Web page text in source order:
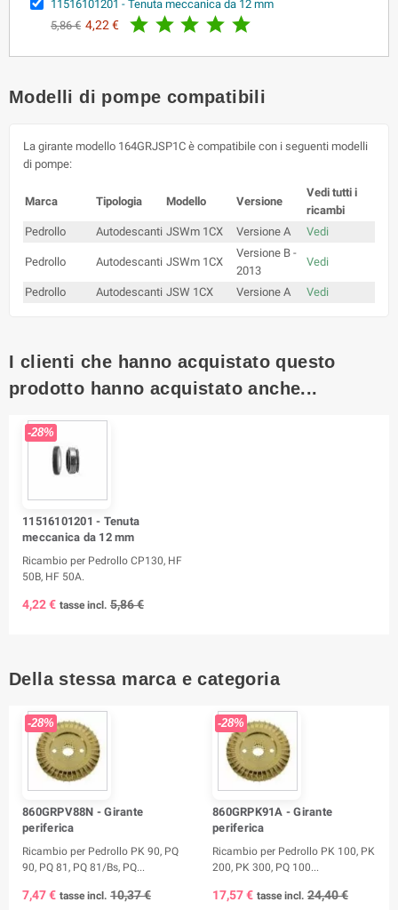
11516101201 - Tenuta meccanica da 12 mm
5,86 € 4,22 €     
Modelli di pompe compatibili
La girante modello 164GRJSP1C è compatibile con i seguenti modelli
di pompe:
Marca Tipologia Modello Versione
Vedi tutti i
ricambi
Pedrollo
Autodescanti JSWm 1CX Versione A Vedi
Pedrollo Autodescanti JSWm 1CX
Versione B -
2013
Vedi
Pedrollo Autodescanti JSW 1CX Versione A Vedi
I clienti che hanno acquistato questo
prodotto hanno acquistato anche...
-28%
11516101201 - Tenuta
meccanica da 12 mm
Ricambio per Pedrollo CP130, HF
50B, HF 50A.
4,22 € tasse incl. 5,86 €
Della stessa marca e categoria
-28%
860GRPV88N - Girante
periferica
Ricambio per Pedrollo PK 90, PQ
90, PQ 81, PQ 81/Bs, PQ...
7,47 € tasse incl. 10,37 €
-28%
860GRPK91A - Girante
periferica
Ricambio per Pedrollo PK 100, PK
200, PK 300, PQ 100...
17,57 € tasse incl. 24,40 €